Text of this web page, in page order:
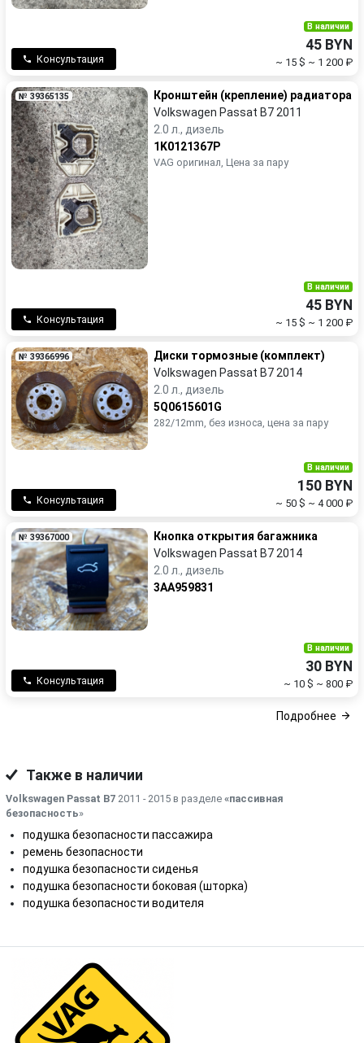
Консультация
В наличии
45 BYN
~ 15 $ ~ 1 200 ₽
№ 39365135
Кронштейн (крепление) радиатора
Volkswagen Passat B7 2011
2.0 л., дизель
1K0121367P
VAG оригинал, Цена за пару
Консультация
В наличии
45 BYN
~ 15 $ ~ 1 200 ₽
№ 39366996
Диски тормозные (комплект)
Volkswagen Passat B7 2014
2.0 л., дизель
5Q0615601G
282/12mm, без износа, цена за пару
Консультация
В наличии
150 BYN
~ 50 $ ~ 4 000 ₽
№ 39367000
Кнопка открытия багажника
Volkswagen Passat B7 2014
2.0 л., дизель
3AA959831
Консультация
В наличии
30 BYN
~ 10 $ ~ 800 ₽
Подробнее
Также в наличии
Volkswagen Passat B7 2011 - 2015 в разделе «пассивная
безопасность»
подушка безопасности пассажира
ремень безопасности
подушка безопасности сиденья
подушка безопасности боковая (шторка)
подушка безопасности водителя